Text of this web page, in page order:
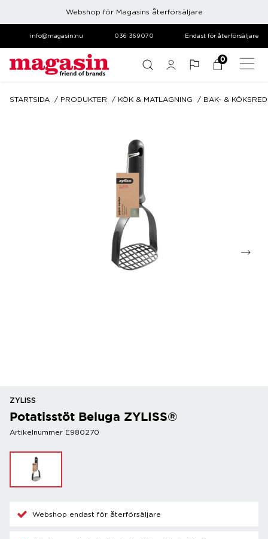
Webshop för Magasins återförsäljare
info@magasin.nu 036 369070 Endast för återförsäljare
0
STARTSIDA PRODUKTER KÖK & MATLAGNING BAK- &
ZYLISS
Potatisstöt Beluga ZYLISS®
Artikelnummer E980270
Webshop endast för återförsäljare